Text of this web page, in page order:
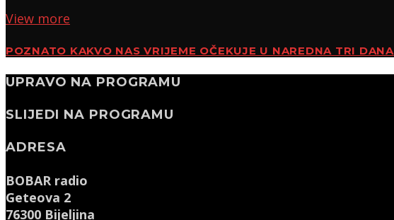
View more
POZNATO KAKVO NAS VRIJEME OČEKUJE U NAREDNA TRI DANA
UPRAVO NA PROGRAMU
SLIJEDI NA PROGRAMU
ADRESA
BOBAR radio
Geteova 2
76300 Bijeljina